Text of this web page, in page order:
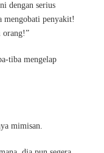
dengan serius
mengobati penyakit!
orang!”
tiba mengelap
mimisan.